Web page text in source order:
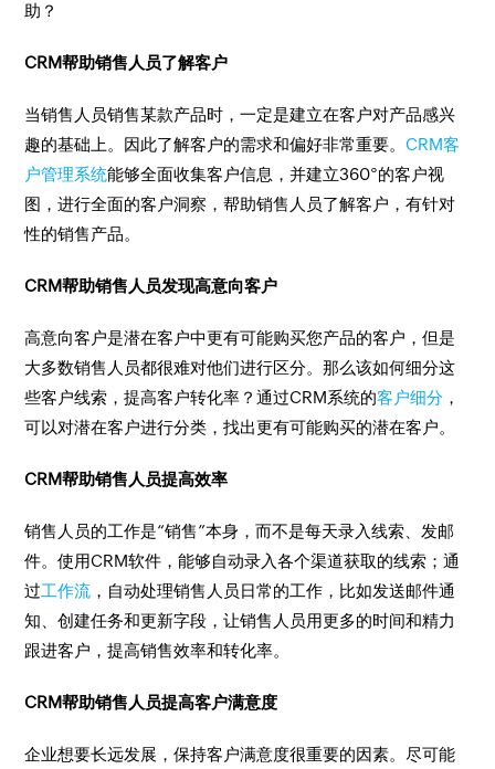
助？
CRM帮助销售人员了解客户
当销售人员销售某款产品时，一定是建立在客户对产品感兴
趣的基础上。因此了解客户的需求和偏好非常重要。CRM客
户管理系统能够全面收集客户信息，并建立360°的客户视
图，进行全面的客户洞察，帮助销售人员了解客户，有针对
性的销售产品。
CRM帮助销售人员发现高意向客户
高意向客户是潜在客户中更有可能购买您产品的客户，但是
大多数销售人员都很难对他们进行区分。那么该如何细分这
些客户线索，提高客户转化率？通过CRM系统的客户细分 ，
可以对潜在客户进行分类，找出更有可能购买的潜在客户。
CRM帮助销售人员提高效率
销售人员的工作是“销售”本身，而不是每天录入线索、发邮
件。使用CRM软件，能够自动录入各个渠道获取的线索；通
过工作流 ，自动处理销售人员日常的工作，比如发送邮件通
知、创建任务和更新字段，让销售人员用更多的时间和精力
跟进客户，提高销售效率和转化率。
CRM帮助销售人员提高客户满意度
企业想要长远发展，保持客户满意度很重要的因素。尽可能